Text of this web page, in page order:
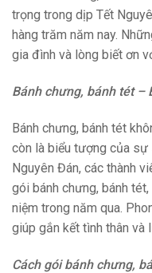
trọng trong dịp Tết
hàng trăm năm nay.
gia đình và lòng biết ơn
Bánh chưng, bánh tét –
Bánh chưng, bánh tét
còn là biểu tượng của sự
Nguyên Đán, các thành
gói bánh chưng, bánh
niệm trong năm qua.
giúp gắn kết tình thân và
Cách gói bánh chưng,